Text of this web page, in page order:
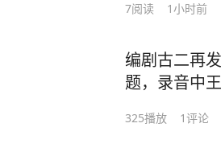
7阅读 1小时前
编剧古二再
题，录音中
发布 （江南
325播放 1评论